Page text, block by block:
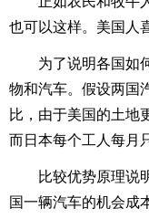
也可以这样。美国人
为了说明各国如
物和汽车。假设两国
比，由于美国的土地
而日本每个工人每月
比较优势原理说
国一辆汽车的机会成